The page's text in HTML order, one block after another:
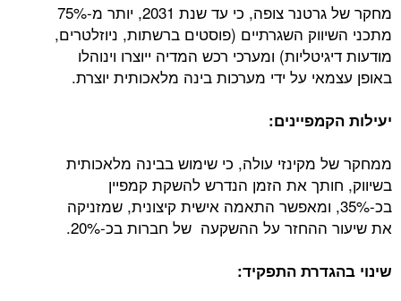
מחקר של גרטנר צופה, כי עד שנת 2031, יותר מ-75%
מתכני השיווק השגרתיים (פוסטים ברשתות, ניוזלטרים,
מודעות דיגיטליות) ומערכי רכש המדיה ייוצרו וינוהלו
באופן עצמאי על ידי מערכות בינה מלאכותית יוצרת.
יעילות הקמפיינים:
ממחקר של מקינזי עולה, כי שימוש בבינה מלאכותית
בשיווק, חותך את הזמן הנדרש להשקת קמפיין
בכ-35%, ומאפשר התאמה אישית קיצונית, שמזניקה
את שיעור ההחזר על ההשקעה של חברות בכ-20%.
שינוי בהגדרת התפקיד: